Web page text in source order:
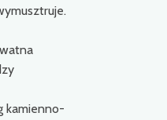
kamienno-